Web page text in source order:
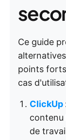
Ce guide
points
cas
ClickUp
contenu
de